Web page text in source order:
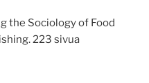
the Sociology of Food
223 sivua